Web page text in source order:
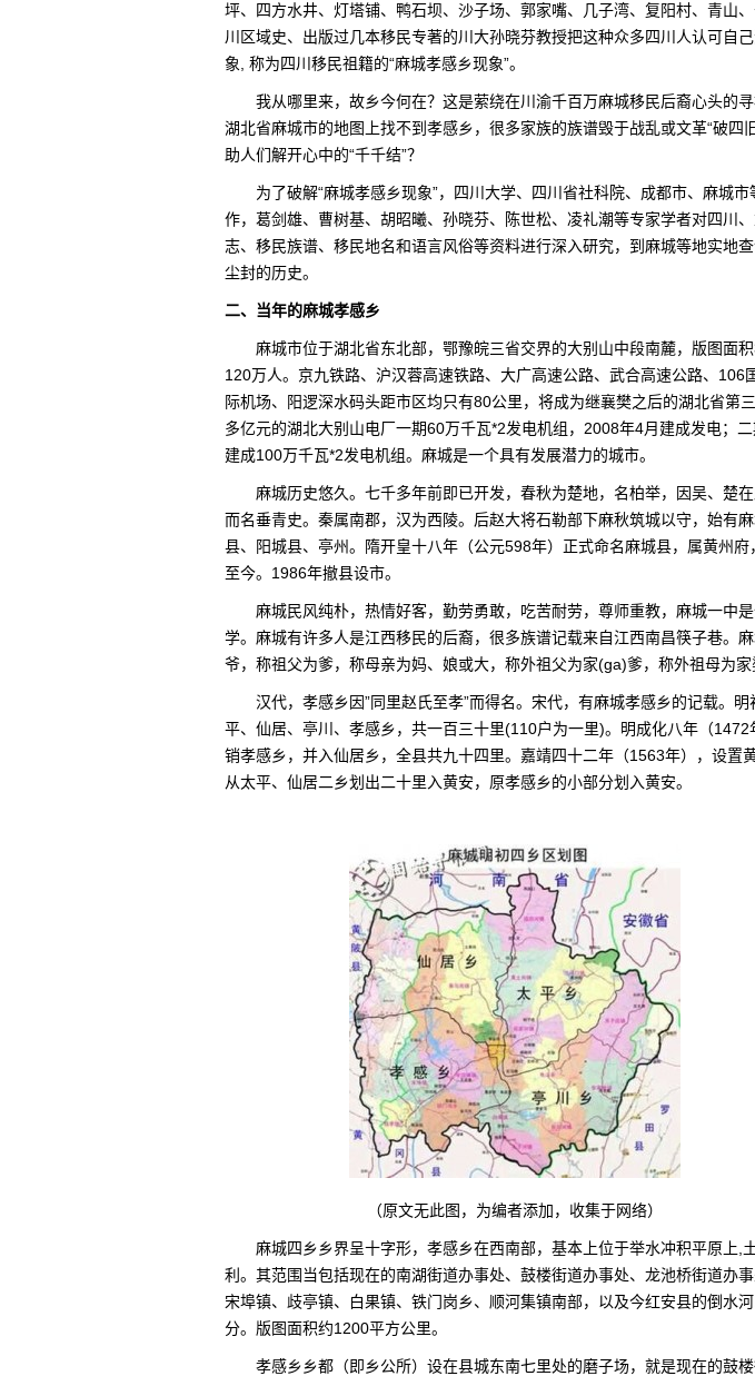
坪、四方水井、灯塔铺、鸭石坝、沙子场、郭家嘴、几子湾、复阳村、青山
川区域史、出版过几本移民专著的川大孙晓芬教授把这种众多四川人认可自
象, 称为四川移民祖籍的“麻城孝感乡现象”。
我从哪里来，故乡今何在？这是萦绕在川渝千百万麻城移民后裔心头的
湖北省麻城市的地图上找不到孝感乡，很多家族的族谱毁于战乱或文革“破四
助人们解开心中的“千千结”？
为了破解“麻城孝感乡现象”，四川大学、四川省社科院、成都市、麻城
作，葛剑雄、曹树基、胡昭曦、孙晓芬、陈世松、凌礼潮等专家学者对四川
志、移民族谱、移民地名和语言风俗等资料进行深入研究，到麻城等地实地
尘封的历史。
二、当年的麻城孝感乡
麻城市位于湖北省东北部，鄂豫皖三省交界的大别山中段南麓，版图面
120万人。京九铁路、沪汉蓉高速铁路、大广高速公路、武合高速公路、106
际机场、阳逻深水码头距市区均只有80公里，将成为继襄樊之后的湖北省第
多亿元的湖北大别山电厂一期60万千瓦*2发电机组，2008年4月建成发电；二
建成100万千瓦*2发电机组。麻城是一个具有发展潜力的城市。
麻城历史悠久。七千多年前即已开发，春秋为楚地，名柏举，因吴、楚在
而名垂青史。秦属南郡，汉为西陵。后赵大将石勒部下麻秋筑城以守，始有
县、阳城县、亭州。隋开皇十八年（公元598年）正式命名麻城县，属黄州
至今。1986年撤县设市。
麻城民风纯朴，热情好客，勤劳勇敢，吃苦耐劳，尊师重教，麻城一中
学。麻城有许多人是江西移民的后裔，很多族谱记载来自江西南昌筷子巷。
爷，称祖父为爹，称母亲为妈、娘或大，称外祖父为家(ga)爹，称外祖母为家
汉代，孝感乡因”同里赵氏至孝”而得名。宋代，有麻城孝感乡的记载。
平、仙居、亭川、孝感乡，共一百三十里(110户为一里)。明成化八年（1472
销孝感乡，并入仙居乡，全县共九十四里。嘉靖四十二年（1563年），设置
从太平、仙居二乡划出二十里入黄安，原孝感乡的小部分划入黄安。
（原文无此图，为编者添加，收集于网络）
麻城四乡乡界呈十字形，孝感乡在西南部，基本上位于举水冲积平原上,
利。其范围当包括现在的南湖街道办事处、鼓楼街道办事处、龙池桥街道办事
宋埠镇、歧亭镇、白果镇、铁门岗乡、顺河集镇南部，以及今红安县的倒水
分。版图面积约1200平方公里。
孝感乡乡都（即乡公所）设在县城东南七里处的磨子场，就是现在的鼓楼